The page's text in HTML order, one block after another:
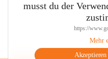
musst du der
https://
Mehr
Akzeptieren